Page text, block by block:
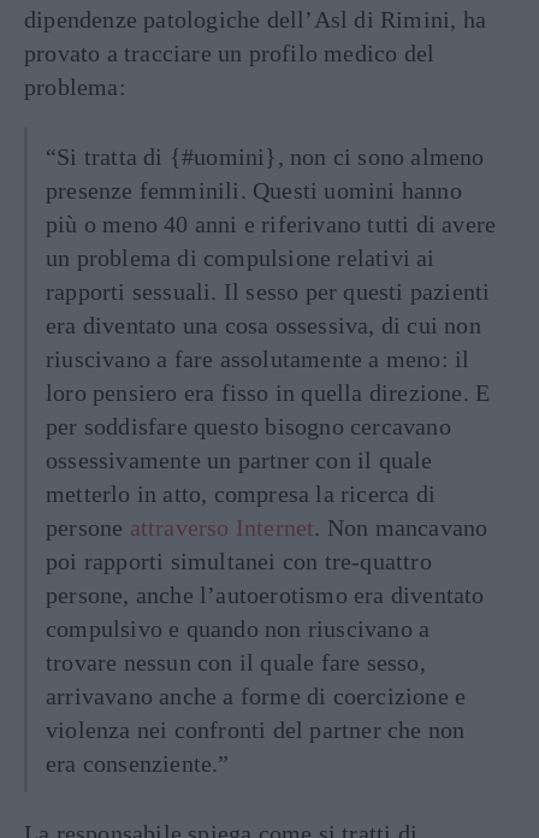
dipendenze patologiche dell’Asl di Rimini, ha
provato a tracciare un profilo medico del
problema:
“Si tratta di {#uomini}, non ci sono almeno
presenze femminili. Questi uomini hanno
più o meno 40 anni e riferivano tutti di avere
un problema di compulsione relativi ai
rapporti sessuali. Il sesso per questi pazienti
era diventato una cosa ossessiva, di cui non
riuscivano a fare assolutamente a meno: il
loro pensiero era fisso in quella direzione. E
per soddisfare questo bisogno cercavano
ossessivamente un partner con il quale
metterlo in atto, compresa la ricerca di
persone attraverso Internet. Non mancavano
poi rapporti simultanei con tre-quattro
persone, anche l’autoerotismo era diventato
compulsivo e quando non riuscivano a
trovare nessun con il quale fare sesso,
arrivavano anche a forme di coercizione e
violenza nei confronti del partner che non
era consenziente.”